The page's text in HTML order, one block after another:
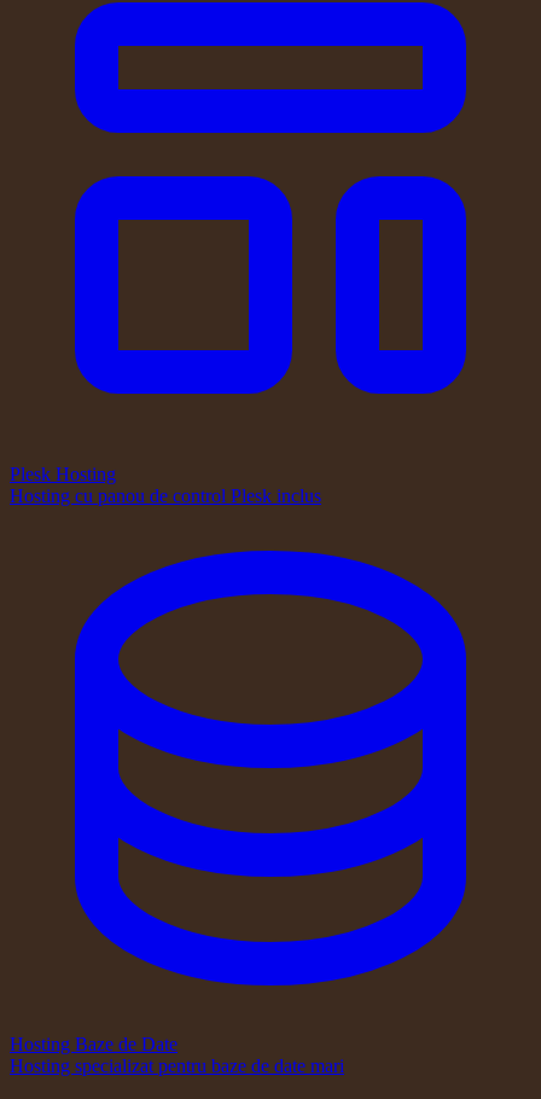
Plesk Hosting
Hosting cu panou de control Plesk inclus
Hosting Baze de Date
Hosting specializat pentru baze de date mari